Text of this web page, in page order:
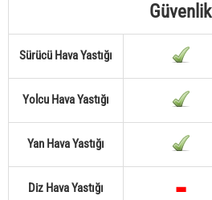
Güvenlik
Sürücü Hava Yastığı
Yolcu Hava Yastığı
Yan Hava Yastığı
Diz Hava Yastığı